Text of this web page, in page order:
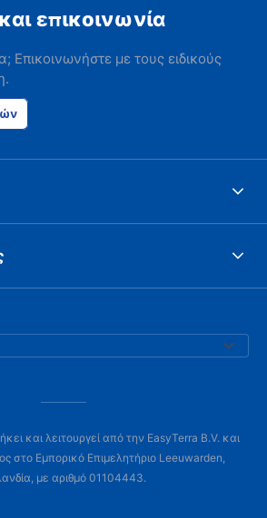
επικοινωνία
Επικοινωνήστε με τους ειδικούς
και λειτουργεί από την EasyTerra B.V. και
στο Εμπορικό Επιμελητήριο Leeuwarden,
με αριθμό 01104443.